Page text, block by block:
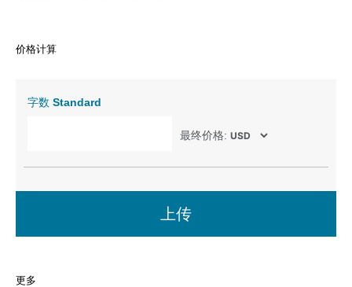
价格计算
字数 Standard
最终价格:
上传
更多